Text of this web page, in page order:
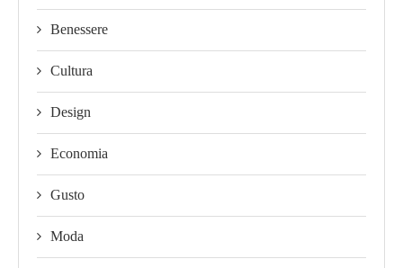
Benessere
Cultura
Design
Economia
Gusto
Moda